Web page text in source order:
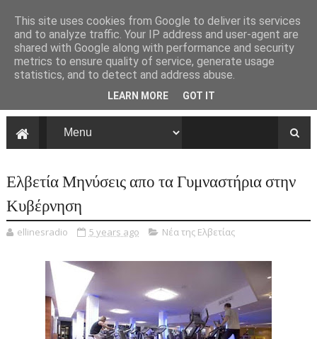
Ελβετία Μηνύσεις απο τα Γυμναστήρια στην
Κυβέρνηση
ellinesradio 5 years ago Νέα της Ελβετίας
This site uses cookies from Google to deliver its services
and to analyze traffic. Your IP address and user-agent are
shared with Google along with performance and security
metrics to ensure quality of service, generate usage
statistics, and to detect and address abuse.
LEARN MORE GOT IT